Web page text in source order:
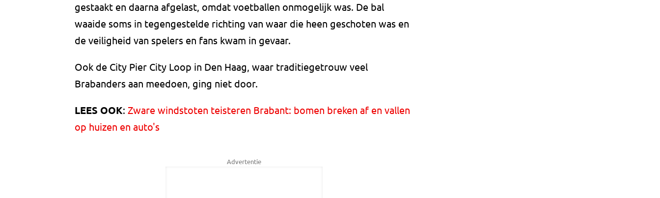
gestaakt en daarna afgelast, omdat voetballen onmogelijk was. De bal
waaide soms in tegengestelde richting van waar die heen geschoten was en
de veiligheid van spelers en fans kwam in gevaar.
Ook de City Pier City Loop in Den Haag, waar traditiegetrouw veel
Brabanders aan meedoen, ging niet door.
LEES OOK: Zware windstoten teisteren Brabant: bomen breken af en vallen
op huizen en auto's
Advertentie